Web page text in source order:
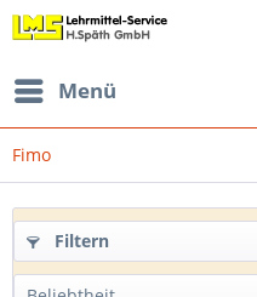
Menü
Fimo
Filtern